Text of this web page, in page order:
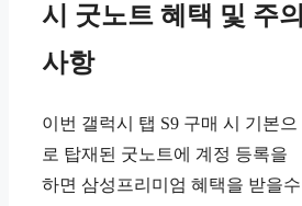
시 굿노트 혜택 및 주의
사항
이번 갤럭시 탭 S9 구매 시 기본으
로 탑재된 굿노트에 계정 등록을
하면 삼성프리미엄 혜택을 받을수